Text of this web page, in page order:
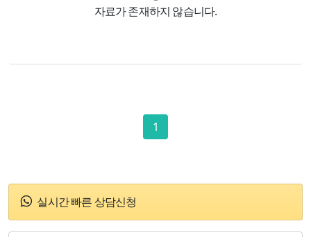
실시간 빠른 상담신청
자료가 존재하지 않습니다.
1